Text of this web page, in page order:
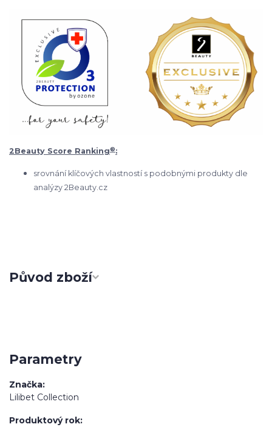
2Beauty Score Ranking®:
srovnání klíčových vlastností s podobnými produkty dle
analýzy 2Beauty.cz
Původ zboží
Parametry
Značka
Lilibet Collection
Produktový rok